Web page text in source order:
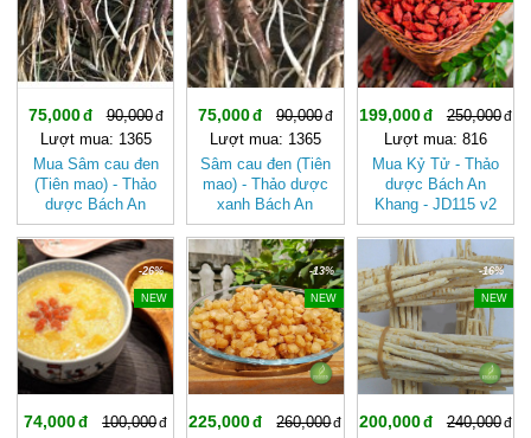
75,000
90,000
Lượt mua: 1365
Mua Sâm cau đen
(Tiên mao) - Thảo
dược Bách An
Khang JD377
samcauden v2
75,000
90,000
Lượt mua: 1365
Sâm cau đen (Tiên
mao) - Thảo dược
xanh Bách An
Khang JD377
samcauden
199,000
250,000
Lượt mua: 816
Mua Kỷ Tử - Thảo
dược Bách An
Khang - JD115 v2
-26%
NEW
74,000
100,000
-13%
NEW
225,000
260,000
-16%
NEW
200,000
240,000